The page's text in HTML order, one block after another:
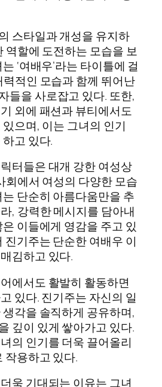
스타일과 개성을 유지하
역할에 도전하는 모습을 보
‘여배우’라는 타이틀에 걸
적인 모습과 함께 뛰어난
들을 사로잡고 있다. 또한,
외에 패션과 뷰티에서도
으며, 이는 그녀의 인기
고 있다.
터들은 대개 강한 여성상
회에서 여성의 다양한 모습
단순히 아름다움만을 추
, 강력한 메시지를 담아내
이들에게 영감을 주고 있
진기주는 단순한 여배우 이
김하고 있다.
에서도 활발히 활동하면
있다. 진기주는 자신의 일
각을 솔직하게 공유하며,
깊이 있게 쌓아가고 있다.
의 인기를 더욱 끌어올리
작용하고 있다.
욱 기대되는 이유는 그녀